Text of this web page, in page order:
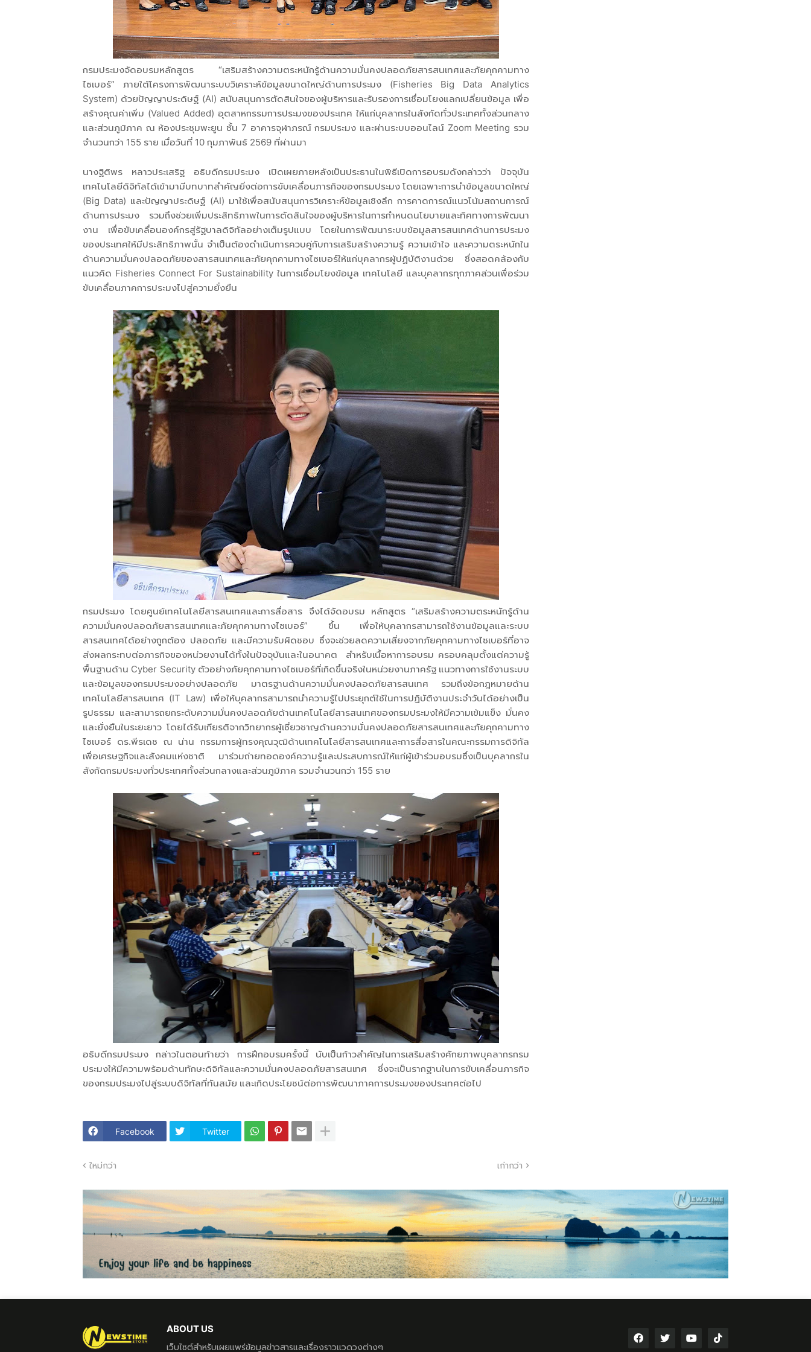
กรมประมงจัดอบรมหลักสูตร “เสริมสร้างความตระหนักรู้ด้านความมั่นคงปลอดภัยสารสนเทศและภัยคุกคามทาง
ไซเบอร์” ภายใต้โครงการพัฒนาระบบวิเคราะห์ข้อมูลขนาดใหญ่ด้านการประมง (Fisheries Big Data Analytics
System) ด้วยปัญญาประดิษฐ์ (AI) สนับสนุนการตัดสินใจของผู้บริหารและรับรองการเชื่อมโยงแลกเปลี่ยนข้อมูล เพื่อ
สร้างคุณค่าเพิ่ม (Valued Added) อุตสาหกรรมการประมงของประเทศ ให้แก่บุคลากรในสังกัดทั่วประเทศทั้งส่วนกลาง
และส่วนภูมิภาค ณ ห้องประชุมพะยูน ชั้น 7 อาคารจุฬาภรณ์ กรมประมง และผ่านระบบออนไลน์ Zoom Meeting รวม
จำนวนกว่า 155 ราย เมื่อวันที่ 10 กุมภาพันธ์ 2569 ที่ผ่านมา
นางฐิติพร หลาวประเสริฐ อธิบดีกรมประมง เปิดเผยภายหลังเป็นประธานในพิธีเปิดการอบรมดังกล่าวว่า ปัจจุบัน
เทคโนโลยีดิจิทัลได้เข้ามามีบทบาทสำคัญยิ่งต่อการขับเคลื่อนภารกิจของกรมประมง โดยเฉพาะการนำข้อมูลขนาดใหญ่
(Big Data) และปัญญาประดิษฐ์ (AI) มาใช้เพื่อสนับสนุนการวิเคราะห์ข้อมูลเชิงลึก การคาดการณ์แนวโน้มสถานการณ์
ด้านการประมง รวมถึงช่วยเพิ่มประสิทธิภาพในการตัดสินใจของผู้บริหารในการกำหนดนโยบายและทิศทางการพัฒนา
งาน เพื่อขับเคลื่อนองค์กรสู่รัฐบาลดิจิทัลอย่างเต็มรูปแบบ โดยในการพัฒนาระบบข้อมูลสารสนเทศด้านการประมง
ของประเทศให้มีประสิทธิภาพนั้น จำเป็นต้องดำเนินการควบคู่กับการเสริมสร้างความรู้ ความเข้าใจ และความตระหนักใน
ด้านความมั่นคงปลอดภัยของสารสนเทศและภัยคุกคามทางไซเบอร์ให้แก่บุคลากรผู้ปฏิบัติงานด้วย ซึ่งสอดคล้องกับ
แนวคิด Fisheries Connect For Sustainability ในการเชื่อมโยงข้อมูล เทคโนโลยี และบุคลากรทุกภาคส่วนเพื่อร่วม
ขับเคลื่อนภาคการประมงไปสู่ความยั่งยืน
กรมประมง โดยศูนย์เทคโนโลยีสารสนเทศและการสื่อสาร จึงได้จัดอบรม หลักสูตร “เสริมสร้างความตระหนักรู้ด้าน
ความมั่นคงปลอดภัยสารสนเทศและภัยคุกคามทางไซเบอร์” ขึ้น เพื่อให้บุคลากรสามารถใช้งานข้อมูลและระบบ
สารสนเทศได้อย่างถูกต้อง ปลอดภัย และมีความรับผิดชอบ ซึ่งจะช่วยลดความเสี่ยงจากภัยคุกคามทางไซเบอร์ที่อาจ
ส่งผลกระทบต่อภารกิจของหน่วยงานได้ทั้งในปัจจุบันและในอนาคต สำหรับเนื้อหาการอบรม ครอบคลุมตั้งแต่ความรู้
พื้นฐานด้าน Cyber Security ตัวอย่างภัยคุกคามทางไซเบอร์ที่เกิดขึ้นจริงในหน่วยงานภาครัฐ แนวทางการใช้งานระบบ
และข้อมูลของกรมประมงอย่างปลอดภัย มาตรฐานด้านความมั่นคงปลอดภัยสารสนเทศ รวมถึงข้อกฎหมายด้าน
เทคโนโลยีสารสนเทศ (IT Law) เพื่อให้บุคลากรสามารถนำความรู้ไปประยุกต์ใช้ในการปฏิบัติงานประจำวันได้อย่างเป็น
รูปธรรม และสามารถยกระดับความมั่นคงปลอดภัยด้านเทคโนโลยีสารสนเทศของกรมประมงให้มีความเข้มแข็ง มั่นคง
และยั่งยืนในระยะยาว โดยได้รับเกียรติจากวิทยากรผู้เชี่ยวชาญด้านความมั่นคงปลอดภัยสารสนเทศและภัยคุกคามทาง
ไซเบอร์ ดร.พีรเดช ณ น่าน กรรมการผู้ทรงคุณวุฒิด้านเทคโนโลยีสารสนเทศและการสื่อสารในคณะกรรมการดิจิทัล
เพื่อเศรษฐกิจและสังคมแห่งชาติ มาร่วมถ่ายทอดองค์ความรู้และประสบการณ์ให้แก่ผู้เข้าร่วมอบรมซึ่งเป็นบุคลากรใน
สังกัดกรมประมงทั่วประเทศทั้งส่วนกลางและส่วนภูมิภาค รวมจำนวนกว่า 155 ราย
อธิบดีกรมประมง กล่าวในตอนท้ายว่า การฝึกอบรมครั้งนี้ นับเป็นก้าวสำคัญในการเสริมสร้างศักยภาพบุคลากรกรม
ประมงให้มีความพร้อมด้านทักษะดิจิทัลและความมั่นคงปลอดภัยสารสนเทศ ซึ่งจะเป็นรากฐานในการขับเคลื่อนภารกิจ
ของกรมประมงไปสู่ระบบดิจิทัลที่ทันสมัย และเกิดประโยชน์ต่อการพัฒนาภาคการประมงของประเทศต่อไป
Facebook Twitter
ใหม่กว่า เก่ากว่า
ABOUT US
เว็บไซต์สำหรับเผยแพร่ข้อมูลข่าวสารและเรื่องราวแวดวงต่างๆ